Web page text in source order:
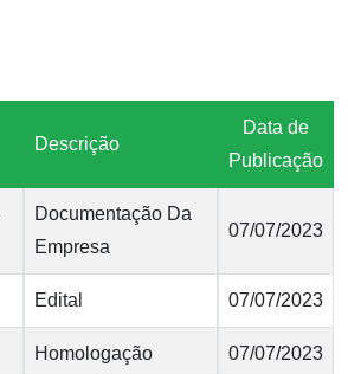
Descrição
Data de
Publicação
Documentação Da
Empresa
07/07/2023
Edital 07/07/2023
Homologação 07/07/2023